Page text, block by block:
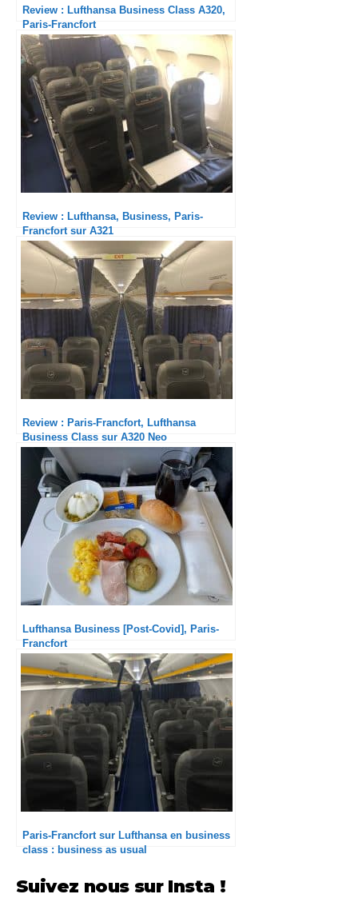
Review : Lufthansa Business Class A320,
Paris-Francfort
Review : Lufthansa, Business, Paris-
Francfort sur A321
Review : Paris-Francfort, Lufthansa
Business Class sur A320 Neo
Lufthansa Business [Post-Covid], Paris-
Francfort
Paris-Francfort sur Lufthansa en business
class : business as usual
Suivez nous sur Insta !